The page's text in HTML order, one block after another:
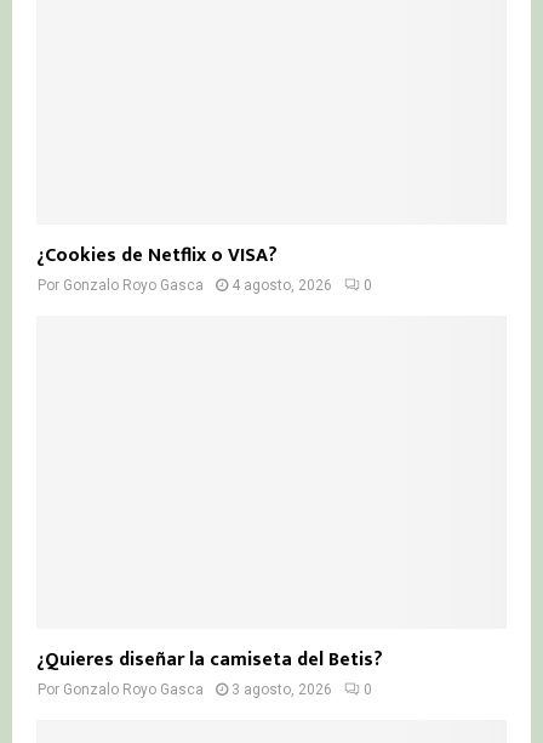
¿Cookies de Netflix o VISA?
Por Gonzalo Royo Gasca 4 agosto, 2026 0
¿Quieres diseñar la camiseta del Betis?
Por Gonzalo Royo Gasca 3 agosto, 2026 0